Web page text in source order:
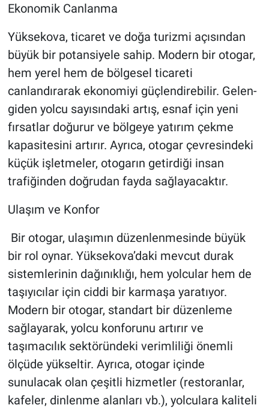
Ekonomik Canlanma
Yüksekova, ticaret ve doğa turizmi açısından
büyük bir potansiyele sahip. Modern bir otogar,
hem yerel hem de bölgesel ticareti
canlandırarak ekonomiyi güçlendirebilir. Gelen-
giden yolcu sayısındaki artış, esnaf için yeni
fırsatlar doğurur ve bölgeye yatırım çekme
kapasitesini artırır. Ayrıca, otogar çevresindeki
küçük işletmeler, otogarın getirdiği insan
trafiğinden doğrudan fayda sağlayacaktır.
Ulaşım ve Konfor
Bir otogar, ulaşımın düzenlenmesinde büyük
bir rol oynar. Yüksekova’daki mevcut durak
sistemlerinin dağınıklığı, hem yolcular hem de
taşıyıcılar için ciddi bir karmaşa yaratıyor.
Modern bir otogar, standart bir düzenleme
sağlayarak, yolcu konforunu artırır ve
taşımacılık sektöründeki verimliliği önemli
ölçüde yükseltir. Ayrıca, otogar içinde
sunulacak olan çeşitli hizmetler (restoranlar,
kafeler, dinlenme alanları vb.), yolculara kaliteli